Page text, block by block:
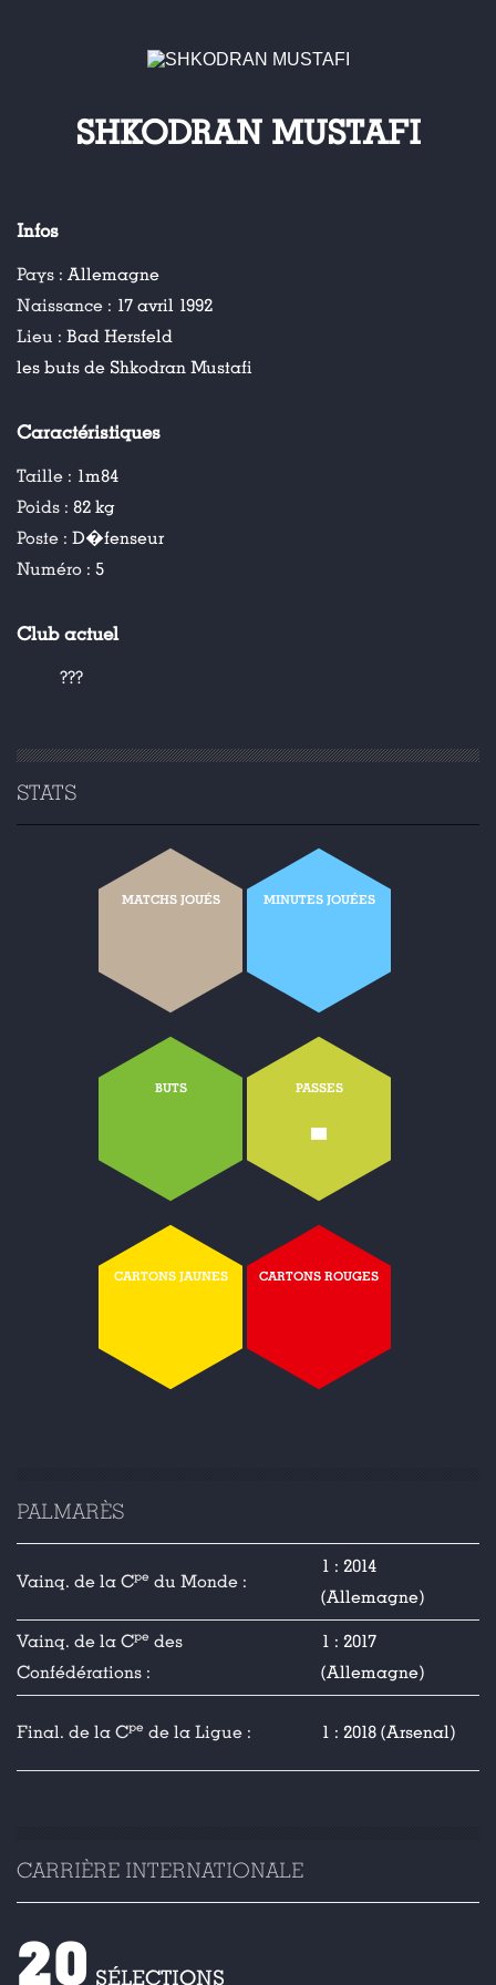
SHKODRAN MUSTAFI
Infos
Pays : Allemagne
Naissance : 17 avril 1992
Lieu : Bad Hersfeld
les buts de Shkodran Mustafi
Caractéristiques
Taille : 1m84
Poids : 82 kg
Poste : D�fenseur
Numéro : 5
Club actuel
???
STATS
MATCHS JOUÉS MINUTES JOUÉES
BUTS PASSES
-
CARTONS JAUNES CARTONS ROUGES
PALMARÈS
Vainq. de la Cpe du Monde :
1 : 2014
(Allemagne)
Vainq. de la Cpe des
Confédérations :
1 : 2017
(Allemagne)
Final. de la Cpe de la Ligue : 1 : 2018 (Arsenal)
CARRIÈRE INTERNATIONALE
20 SÉLECTIONS